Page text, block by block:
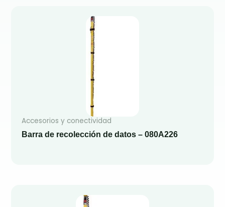
Accesorios y conectividad
Barra de recolección de datos – 080A226